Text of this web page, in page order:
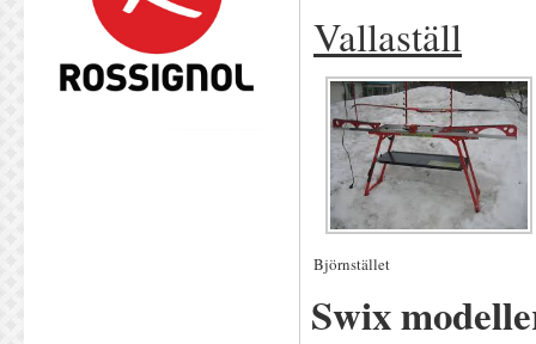
Vallaställ
Björnstället
Swix